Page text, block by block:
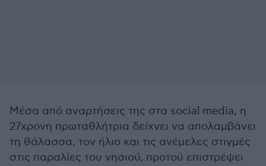
Μέσα από αναρτήσεις της στα social media, η
27χρονη πρωταθλήτρια δείχνει να απολαμβάνει
τη θάλασσα, τον ήλιο και τις ανέμελες στιγμές
στις παραλίες του νησιού, προτού επιστρέψει